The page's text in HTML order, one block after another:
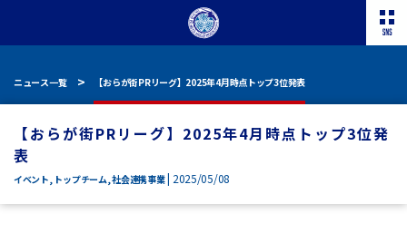
ニュース一覧 【おらが街PRリーグ】2025年4月時点トップ3位発表
【おらが街PRリーグ】2025年4月時点トップ3位発
表
イベント, トップチーム,社会連携事業| 2025/05/08